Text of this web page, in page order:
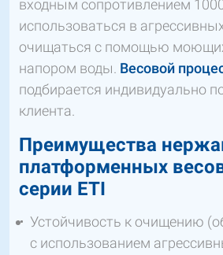
входным сопротивлением
использоваться в
очищаться с помощью
напором воды. Весовой
подбирается индивидуально
клиента.
Преимущества
платформенных
серии ETI
Устойчивость к очищению
с использованием